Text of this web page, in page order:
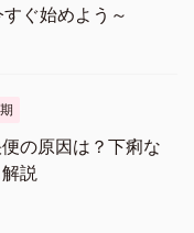
ぐ始めよう～
の原因は？下痢な
説